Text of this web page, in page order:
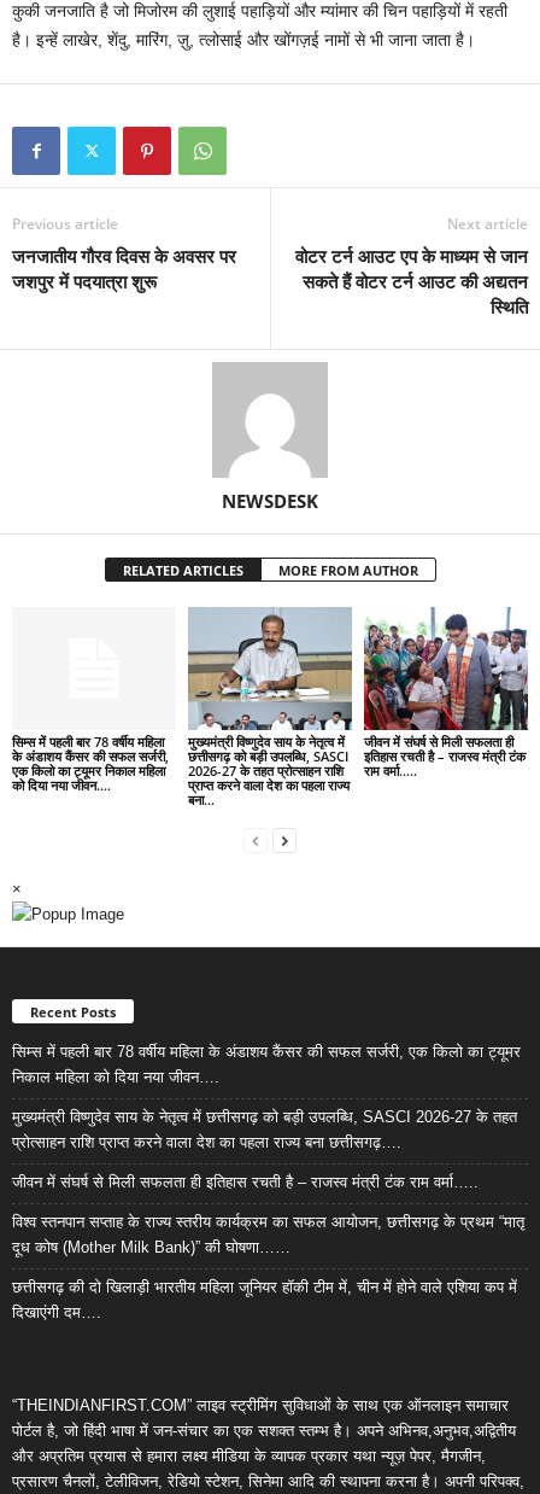
कुकी जनजाति है जो मिजोरम की लुशाई पहाड़ियों और म्यांमार की चिन पहाड़ियों में रहती
है। इन्हें लाखेर, शेंदु, मारिंग, ज़ु, त्लोसाई और खोंगज़ई नामों से भी जाना जाता है।
Previous article
जनजातीय गौरव दिवस के अवसर पर
जशपुर में पदयात्रा शुरू
Next article
वोटर टर्न आउट एप के माध्यम से जान
सकते हैं वोटर टर्न आउट की अद्यतन
स्थिति
NEWSDESK
RELATED ARTICLES MORE FROM AUTHOR
सिम्स में पहली बार 78 वर्षीय महिला
के अंडाशय कैंसर की सफल सर्जरी,
एक किलो का ट्यूमर निकाल महिला
को दिया नया जीवन….
मुख्यमंत्री विष्णुदेव साय के नेतृत्व में
छत्तीसगढ़ को बड़ी उपलब्धि, SASCI
2026-27 के तहत प्रोत्साहन राशि
प्राप्त करने वाला देश का पहला राज्य
बना...
जीवन में संघर्ष से मिली सफलता ही
इतिहास रचती है – राजस्व मंत्री टंक
राम वर्मा…..
×
Recent Posts
सिम्स में पहली बार 78 वर्षीय महिला के अंडाशय कैंसर की सफल सर्जरी, एक किलो का ट्यूमर
निकाल महिला को दिया नया जीवन….
मुख्यमंत्री विष्णुदेव साय के नेतृत्व में छत्तीसगढ़ को बड़ी उपलब्धि, SASCI 2026-27 के तहत
प्रोत्साहन राशि प्राप्त करने वाला देश का पहला राज्य बना छत्तीसगढ़….
जीवन में संघर्ष से मिली सफलता ही इतिहास रचती है – राजस्व मंत्री टंक राम वर्मा…..
विश्व स्तनपान सप्ताह के राज्य स्तरीय कार्यक्रम का सफल आयोजन, छत्तीसगढ़ के प्रथम “मातृ
दूध कोष (Mother Milk Bank)” की घोषणा……
छत्तीसगढ़ की दो खिलाड़ी भारतीय महिला जूनियर हॉकी टीम में, चीन में होने वाले एशिया कप में
दिखाएंगी दम….
“THEINDIANFIRST.COM” लाइव स्ट्रीमिंग सुविधाओं के साथ एक ऑनलाइन समाचार
पोर्टल है, जो हिंदी भाषा में जन-संचार का एक सशक्त स्तम्भ है। अपने अभिनव,अनुभव,अद्वितीय
और अप्रतिम प्रयास से हमारा लक्ष्य मीडिया के व्यापक प्रकार यथा न्यूज़ पेपर, मैगजीन,
प्रसारण चैनलों, टेलीविजन, रेडियो स्टेशन, सिनेमा आदि की स्थापना करना है। अपनी परिपक्व,